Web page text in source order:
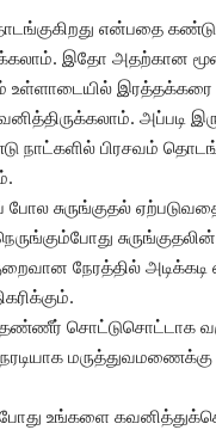
என்பதை
இதோ அதற்கான
உள்ளாடையில் இரத்தக்கரை
அப்படி
நாட்களில் பிரசவம்
போல சுருங்குதல்
நேரத்தில் அடிக்கடி
தண்ணீர் சொட்டுசொட்டாக
போது உங்களை